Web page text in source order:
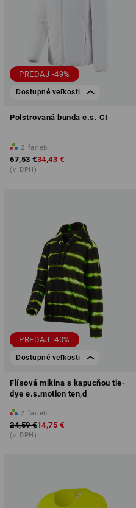
PREDAJ -49%
Dostupné veľkosti
Polstrovaná bunda e.s. CI
2 farieb
67,53 €34,43 €
(v. DPH)
PREDAJ -40%
Dostupné veľkosti
Flísová mikina s kapucňou tie-
dye e.s.motion ten,d
2 farieb
24,59 €14,75 €
(v. DPH)